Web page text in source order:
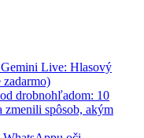
Live: Hlasový
drobnohľadom: 10
spôsob, akým